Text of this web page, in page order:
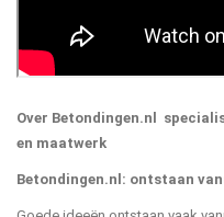
Over Betondingen.nl
en maatwerk
Betondingen.nl: ontstaan